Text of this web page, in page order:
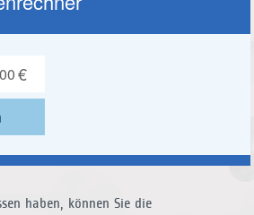
haben, können Sie die